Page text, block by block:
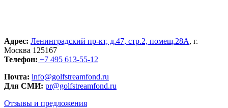
Адрес: Ленинградский пр-кт, д.47, стр.2, помещ.28А, г.
Москва 125167
Телефон: +7 495 613-55-12
Почта: info@golfstreamfond.ru
Для СМИ: pr@golfstreamfond.ru
Отзывы и предложения